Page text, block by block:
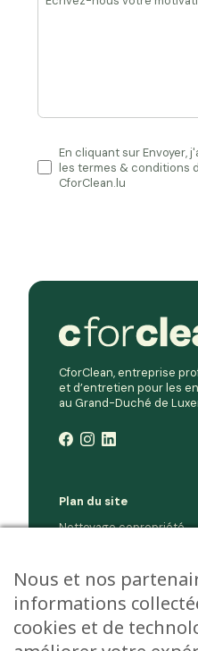
En cliquant sur Envoyer,
les termes & conditions
CforClean.lu
CforClean, entreprise
et d’entretien pour les
au Grand-Duché de
Plan du site
Nettoyage copropriété
Société
Contact
Nous et nos
informations
cookies et de